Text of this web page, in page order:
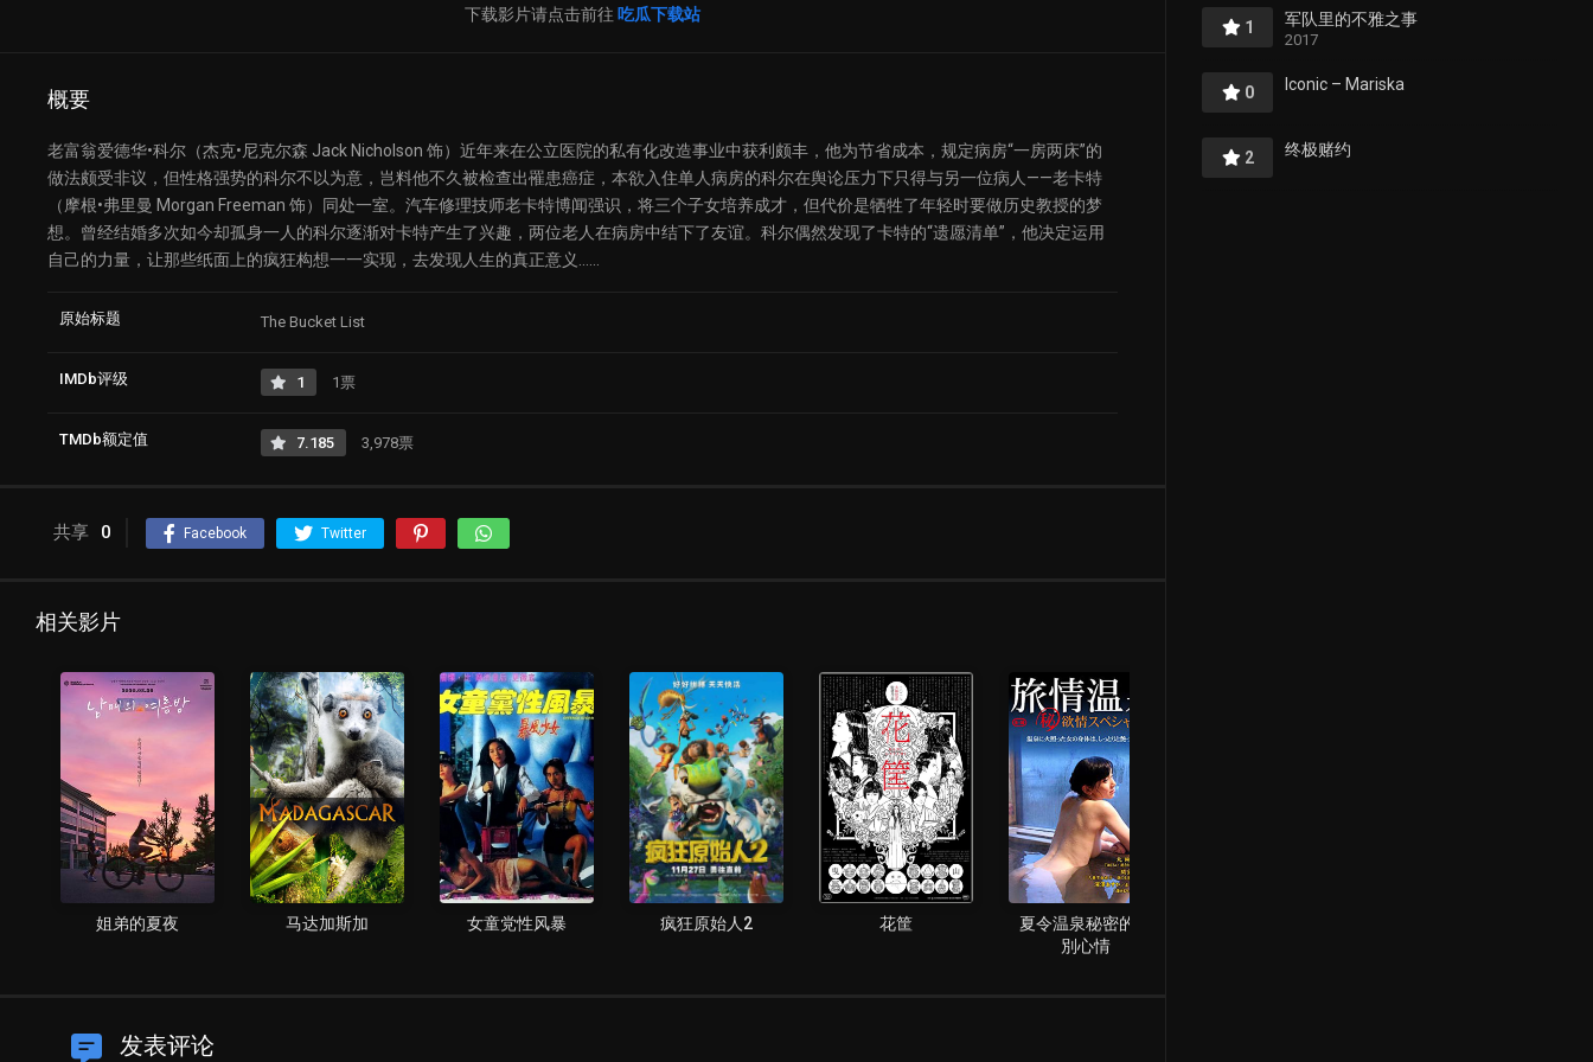
下载影片请点击前往 吃瓜下载站
概要
老富翁爱德华•科尔（杰克•尼克尔森 Jack Nicholson 饰）近年来在公立医院的私有化改造事业中获利颇丰，他为节省成本，规定病房“一房两床”的
做法颇受非议，但性格强势的科尔不以为意，岂料他不久被检查出罹患癌症，本欲入住单人病房的科尔在舆论压力下只得与另一位病人——老卡特
（摩根•弗里曼 Morgan Freeman 饰）同处一室。汽车修理技师老卡特博闻强识，将三个子女培养成才，但代价是牺牲了年轻时要做历史教授的梦
想。曾经结婚多次如今却孤身一人的科尔逐渐对卡特产生了兴趣，两位老人在病房中结下了友谊。科尔偶然发现了卡特的“遗愿清单”，他决定运用
自己的力量，让那些纸面上的疯狂构想一一实现，去发现人生的真正意义……
原始标题 The Bucket List
IMDb评级 1 1票
TMDb额定值 7.185 3,978票
共享 0 Facebook Twitter
相关影片
姐弟的夏夜 马达加斯加 女童党性风暴 疯狂原始人2 花筐
夏令温泉秘密的特
別心情
发表评论
1 军队里的不雅之事
2017
0 Iconic – Mariska
2 终极赌约